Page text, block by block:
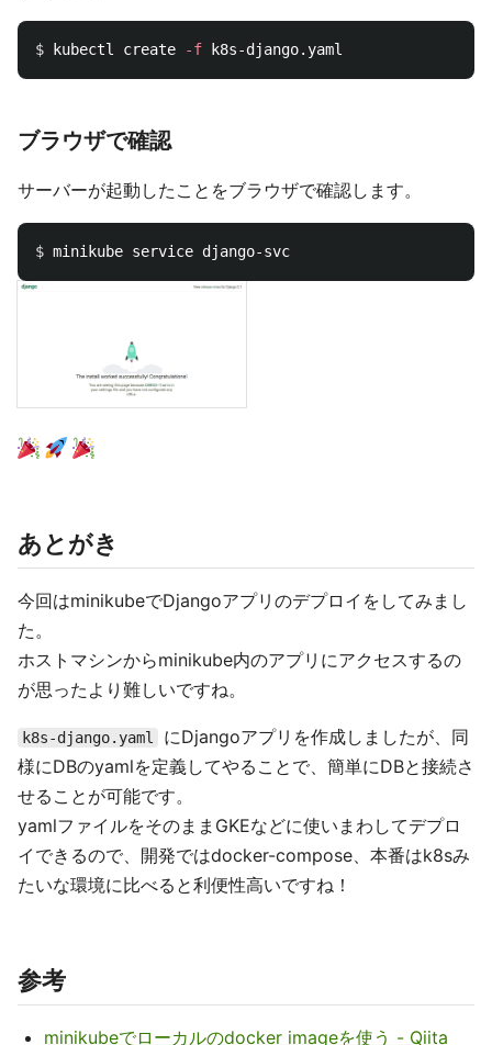
$ kubectl create -f
ブラウザで確認
サーバーが起動したことをブラウザで確認します。
$
あとがき
今回はminikubeでDjangoアプリのデプロイをしてみまし
た。
ホストマシンからminikube内のアプリにアクセスするの
が思ったより難しいですね。
k8s-django.yaml
にDjangoアプリを作成しましたが、同
様にDBのyamlを定義してやることで、簡単にDBと接続さ
せることが可能です。
yamlファイルをそのままGKEなどに使いまわしてデプロ
イできるので、開発ではdocker-compose、本番はk8sみ
たいな環境に比べると利便性高いですね！
参考
minikubeでローカルのdocker imageを使う - Qiita